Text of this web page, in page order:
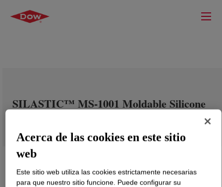
SILASTIC™ MS-1001 Moldable Silicone
Acerca de las cookies en este sitio
web
Este sitio web utiliza las cookies estrictamente necesarias
para que nuestro sitio funcione. Puede configurar su